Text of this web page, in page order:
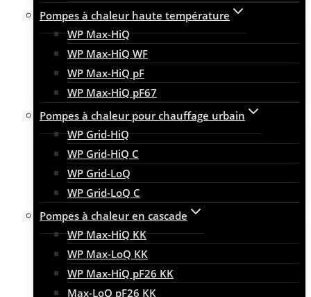
Pompes à chaleur haute température
WP Max-HiQ
WP Max-HiQ WF
WP Max-HiQ pF
WP Max-HiQ pF67
Pompes à chaleur pour chauffage urbain
WP Grid-HiQ
WP Grid-HiQ C
WP Grid-LoQ
WP Grid-LoQ C
Pompes à chaleur en cascade
WP Max-HiQ KK
WP Max-LoQ KK
WP Max-HiQ pF26 KK
Max-LoQ pF26 KK